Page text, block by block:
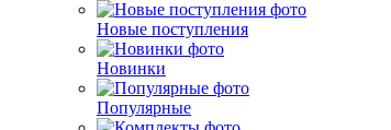
Новые поступления
Новинки
Популярные